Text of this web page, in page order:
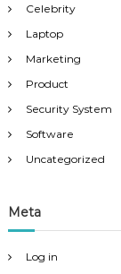
Celebrity
Laptop
Marketing
Product
Security System
Software
Uncategorized
Meta
Log in